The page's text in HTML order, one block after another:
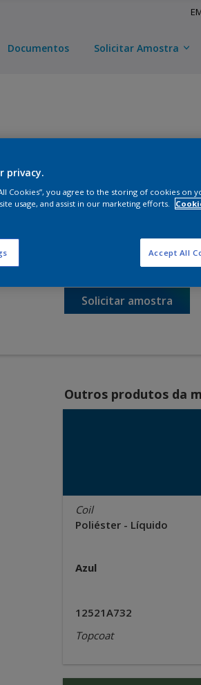
Documentos Solicitar Amostra
CERAM-A-STAR 1050
Semi Brilho
Solicitar amostra
Outros produtos da
Coil
Poliéster - Líquido
Azul
12521A732
Topcoat
privacy.
Cookies”, you agree to the storing of cookies on
usage, and assist in our marketing efforts.
Accept All